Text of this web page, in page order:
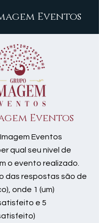
Eventos
Eventos
Eventos
qual seu nível de
o evento realizado.
das respostas são de
onde 1 (um)
e 5